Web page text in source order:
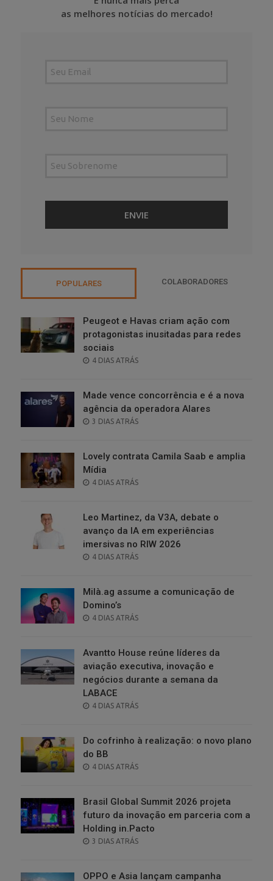
as melhores notícias do mercado!
POPULARES COLABORADORES
Peugeot e Havas criam ação com
protagonistas inusitadas para redes
sociais
POSTED
4 DIAS ATRÁS
Made vence concorrência e é a nova
agência da operadora Alares
POSTED
3 DIAS ATRÁS
Lovely contrata Camila Saab e amplia
Mídia
POSTED
4 DIAS ATRÁS
Leo Martinez, da V3A, debate o
avanço da IA em experiências
imersivas no RIW 2026
POSTED
4 DIAS ATRÁS
Milà.ag assume a comunicação de
Domino’s
POSTED
4 DIAS ATRÁS
Avantto House reúne líderes da
aviação executiva, inovação e
negócios durante a semana da
LABACE
POSTED
4 DIAS ATRÁS
Do cofrinho à realização: o novo plano
do BB
POSTED
4 DIAS ATRÁS
Brasil Global Summit 2026 projeta
futuro da inovação em parceria com a
Holding in.Pacto
POSTED
3 DIAS ATRÁS
OPPO e Asia lançam campanha